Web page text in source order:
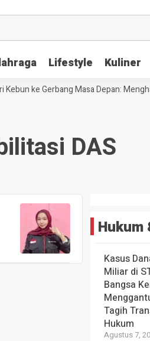
Lifestyle Kuliner
ke Gerbang Masa Depan:
DAS
Hukum
Kasus
Miliar di
Bangsa
Tagih
Hukum
Agustus 7,